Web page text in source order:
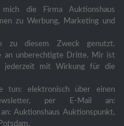
die Firma Auktionshaus
zu Werbung, Marketing und
zu diesem Zweck genutzt.
an unberechtigte Dritte. Mir ist
jederzeit mit Wirkung für die
tun: elektronisch über einen
per E-Mail an:
Auktionshaus Auktionspunkt,